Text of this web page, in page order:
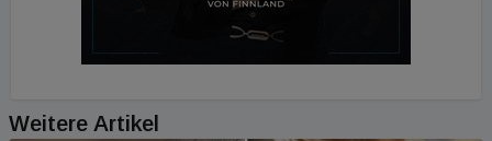
Weitere Artikel